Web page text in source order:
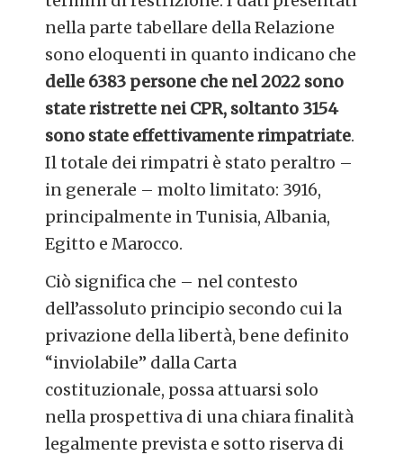
nella parte tabellare della Relazione
sono eloquenti in quanto indicano che
delle 6383 persone che nel 2022 sono
state ristrette nei CPR, soltanto 3154
sono state effettivamente rimpatriate.
Il totale dei rimpatri è stato peraltro –
in generale – molto limitato: 3916,
principalmente in Tunisia, Albania,
Egitto e Marocco.
Ciò significa che – nel contesto
dell’assoluto principio secondo cui la
privazione della libertà, bene definito
“inviolabile” dalla Carta
costituzionale, possa attuarsi solo
nella prospettiva di una chiara finalità
legalmente prevista e sotto riserva di